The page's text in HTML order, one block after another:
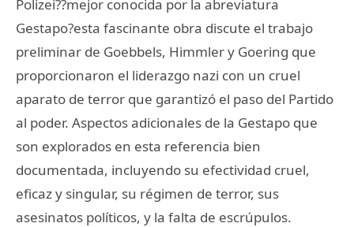
Polizei??mejor conocida por la abreviatura
Gestapo?esta fascinante obra discute el trabajo
preliminar de Goebbels, Himmler y Goering que
proporcionaron el liderazgo nazi con un cruel
aparato de terror que garantizó el paso del Partido
al poder. Aspectos adicionales de la Gestapo que
son explorados en esta referencia bien
documentada, incluyendo su efectividad cruel,
eficaz y singular, su régimen de terror, sus
asesinatos políticos, y la falta de escrúpulos.